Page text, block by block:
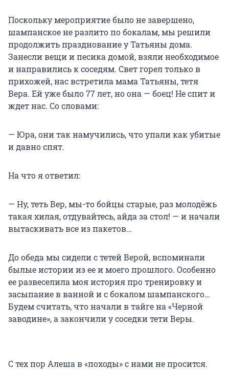
Поскольку мероприятие было не завершено,
шампанское не разлито по бокалам, мы решили
продолжить празднование у Татьяны дома.
Занесли вещи и песика домой, взяли необходимое
и направились к соседям. Свет горел только в
прихожей, нас встретила мама Татьяны, тетя
Вера. Ей уже было 77 лет, но она — боец! Не спит и
ждет нас. Со словами:
— Юра, они так намучились, что упали как убитые
и давно спят.
На что я ответил:
— Ну, теть Вер, мы-то бойцы старые, раз молодёжь
такая хилая, отдувайтесь, айда за стол! — и начали
вытаскивать все из пакетов…
До обеда мы сидели с тетей Верой, вспоминали
былые истории из ее и моего прошлого. Особенно
ее развеселила моя история про тренировку и
засыпание в ванной и с бокалом шампанского…
Будем считать, что начали в тайге на «Черной
заводине», а закончили у соседки тети Веры.
С тех пор Алеша в «походы» с нами не просится.